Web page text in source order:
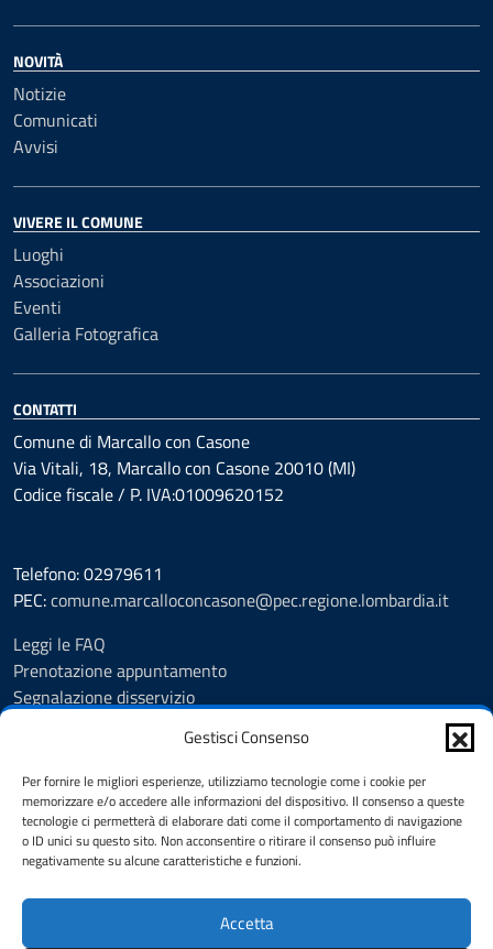
Gestisci Consenso
Per fornire le migliori esperienze, utilizziamo tecnologie come i cookie per
memorizzare e/o accedere alle informazioni del dispositivo. Il consenso a queste
tecnologie ci permetterà di elaborare dati come il comportamento di navigazione
o ID unici su questo sito. Non acconsentire o ritirare il consenso può influire
negativamente su alcune caratteristiche e funzioni.
Accetta
NOVITÀ
Notizie
Comunicati
Avvisi
VIVERE IL COMUNE
Luoghi
Associazioni
Eventi
Galleria Fotografica
CONTATTI
Comune di Marcallo con Casone
Via Vitali, 18, Marcallo con Casone 20010 (MI)
Codice fiscale / P. IVA:01009620152
Telefono: 02979611
PEC:comune.marcalloconcasone@pec.regione.lombardia.it
Leggi le FAQ
Prenotazione appuntamento
Segnalazione disservizio
Informativa privacy
Note legali
Dichiarazione di accessibilità
Feedback